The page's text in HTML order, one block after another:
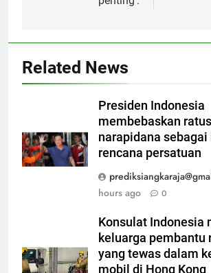
Related News
Presiden Indonesia
membebaskan
narapidana sebagai
rencana persatuan
hours ago
0
Konsulat Indonesia
keluarga pembantu
yang tewas dalam
mobil di Hong Kong